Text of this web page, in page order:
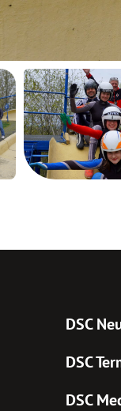
DSC
DSC
DSC